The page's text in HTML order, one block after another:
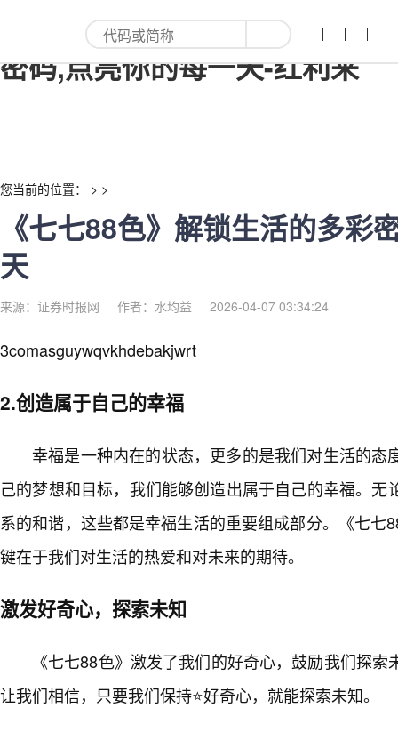
《七七88色》解锁生活的多彩
密码,点亮你的每一天-红利来
您当前的位置： > >
《七七88色》解锁生活的多彩
天
来源：证券时报网 作者：水均益 2026-04-07 03:34:24
3comasguywqvkhdebakjwrt
2.创造属于自己的幸福
幸福是一种内在的状态，更多的是我们对生活的态
己的梦想和目标，我们能够创造出属于自己的幸福。无
系的和谐，这些都是幸福生活的重要组成部分。《七七
键在于我们对生活的热爱和对未来的期待。
激发好奇心，探索未知
《七七88色》激发了我们的好奇心，鼓励我们探
让我们相信，只要我们保持⭐好奇心，就能探索未知。